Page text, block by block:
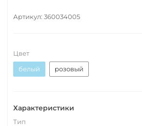
Артикул: 360034005
Цвет
белый
розовый
Характеристики
Тип